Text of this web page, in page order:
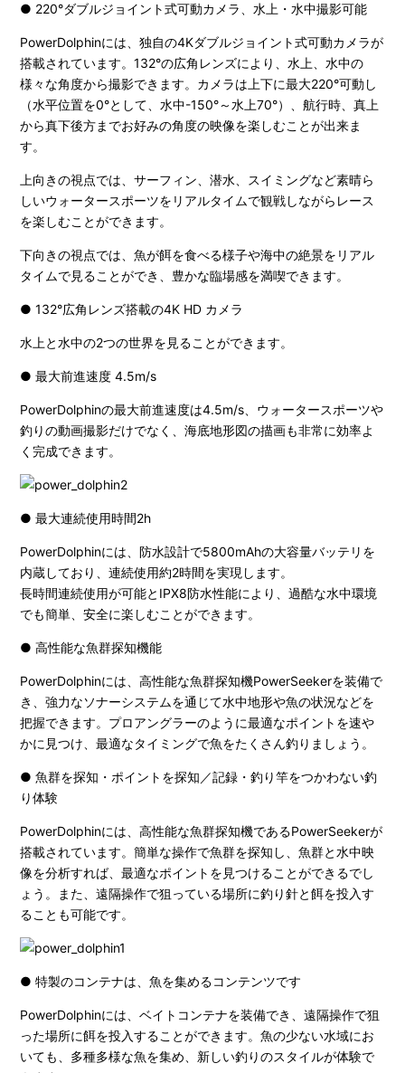
● 220°ダブルジョイント式可動カメラ、水上・水中撮影可能
PowerDolphinには、独自の4Kダブルジョイント式可動カメラが
搭載されています。132°の広角レンズにより、水上、水中の
様々な角度から撮影できます。カメラは上下に最大220°可動し
（水平位置を0°として、水中-150°～水上70°）、航行時、真上
から真下後方までお好みの角度の映像を楽しむことが出来ま
す。
上向きの視点では、サーフィン、潜水、スイミングなど素晴ら
しいウォータースポーツをリアルタイムで観戦しながらレース
を楽しむことができます。
下向きの視点では、魚が餌を食べる様子や海中の絶景をリアル
タイムで見ることができ、豊かな臨場感を満喫できます。
● 132°広角レンズ搭載の4K HD カメラ
水上と水中の2つの世界を見ることができます。
● 最大前進速度 4.5m/s
PowerDolphinの最大前進速度は4.5m/s、ウォータースポーツや
釣りの動画撮影だけでなく、海底地形図の描画も非常に効率よ
く完成できます。
● 最大連続使用時間2h
PowerDolphinには、防水設計で5800mAhの大容量バッテリを
内蔵しており、連続使用約2時間を実現します。
長時間連続使用が可能とIPX8防水性能により、過酷な水中環境
でも簡単、安全に楽しむことができます。
● 高性能な魚群探知機能
PowerDolphinには、高性能な魚群探知機PowerSeekerを装備で
き、強力なソナーシステムを通じて水中地形や魚の状況などを
把握できます。プロアングラーのように最適なポイントを速や
かに見つけ、最適なタイミングで魚をたくさん釣りましょう。
● 魚群を探知・ポイントを探知／記録・釣り竿をつかわない釣
り体験
PowerDolphinには、高性能な魚群探知機であるPowerSeekerが
搭載されています。簡単な操作で魚群を探知し、魚群と水中映
像を分析すれば、最適なポイントを見つけることができるでし
ょう。また、遠隔操作で狙っている場所に釣り針と餌を投入す
ることも可能です。
● 特製のコンテナは、魚を集めるコンテンツです
PowerDolphinには、ベイトコンテナを装備でき、遠隔操作で狙
った場所に餌を投入することができます。魚の少ない水域にお
いても、多種多様な魚を集め、新しい釣りのスタイルが体験で